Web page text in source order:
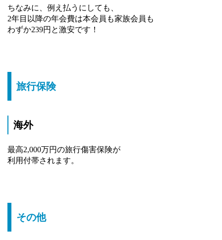
ちなみに、例え払うにしても、
2年目以降の年会費は本会員も家族会員も
わずか239円と激安です！
旅行保険
海外
最高2,000万円の旅行傷害保険が
利用付帯されます。
その他